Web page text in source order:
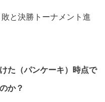
と決勝トーナメント進
た（パンケーキ）時点で
か？